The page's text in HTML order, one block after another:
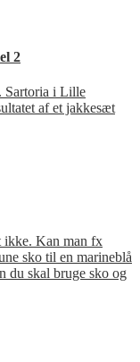
2
Sartoria i Lille
af et jakkesæt
ikke. Kan man fx
sko til en marineblå
du skal bruge sko og